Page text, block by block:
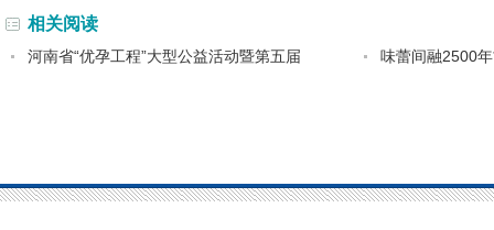
相关阅读
河南省“优孕工程”大型公益活动暨第五届 味蕾间融2500